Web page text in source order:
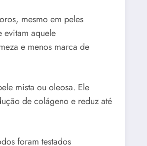
mesmo em peles
evitam aquele
e menos marca de
mista ou oleosa. Ele
de colágeno e reduz até
foram testados